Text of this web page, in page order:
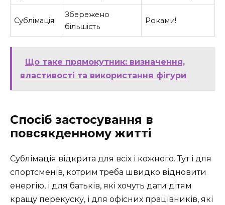
Сублімація
Збережено
більшість
Роками!
Що таке прямокутник: визначення,
властивості та використання фігури
Спосіб застосування в
повсякденному житті
Сублімація відкрита для всіх і кожного. Тут і для
спортсменів, котрим треба швидко відновити
енергію, і для батьків, які хочуть дати дітям
кращу перекуску, і для офісних працівників, які